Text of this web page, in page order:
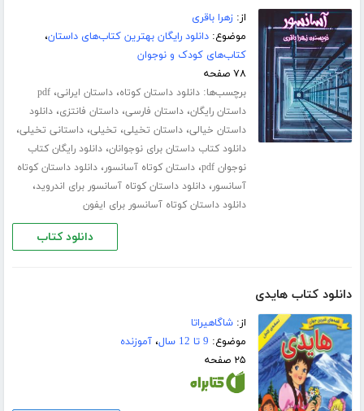
از:زهرا باقری
موضوع:دانلود رایگان بهترین کتاب‌های داستان،
کتاب‌های کودک و نوجوان
۷۸ صفحه
برچسب‌ها:دانلود داستان کوتاه،داستان ایرانی،pdf
داستان رایگان،داستان فارسی،داستان فانتزی،دانلود
داستان خیالی،داستان تخیلی، تخیلی،داستانی تخیلی،
دانلود کتاب داستان برای نوجوانان،دانلود رایگان کتاب
نوجوان pdf
،داستان کوتاه آسانسور،دانلود داستان کوتاه
آسانسور،دانلود داستان کوتاه آسانسور برای اندروید،
دانلود داستان کوتاه آسانسور برای ایفون
دانلود کتاب
دانلود کتاب هایدی
از:شاگاهیراتا
موضوع: 9 تا 12 سال ،آموزنده
۲۵ صفحه